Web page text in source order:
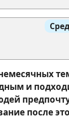
и
после